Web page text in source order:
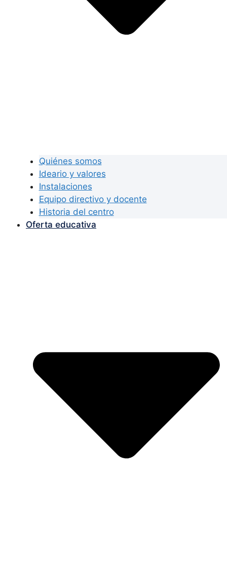
Quiénes somos
Ideario y valores
Instalaciones
Equipo directivo y docente
Historia del centro
Oferta educativa